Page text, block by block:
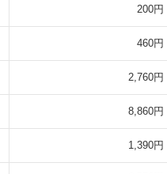
200円
460円
2,760円
8,860円
1,390円